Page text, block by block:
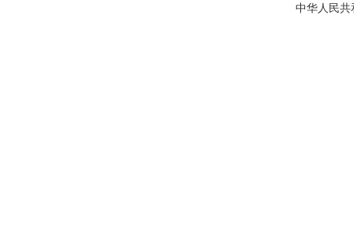
中华人民共